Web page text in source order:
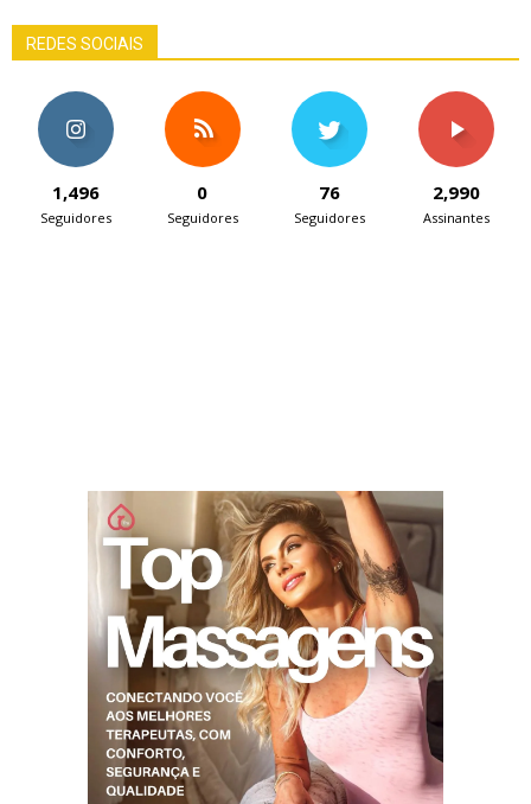
REDES SOCIAIS
1,496
Seguidores
0
Seguidores
76
Seguidores
2,990
Assinantes